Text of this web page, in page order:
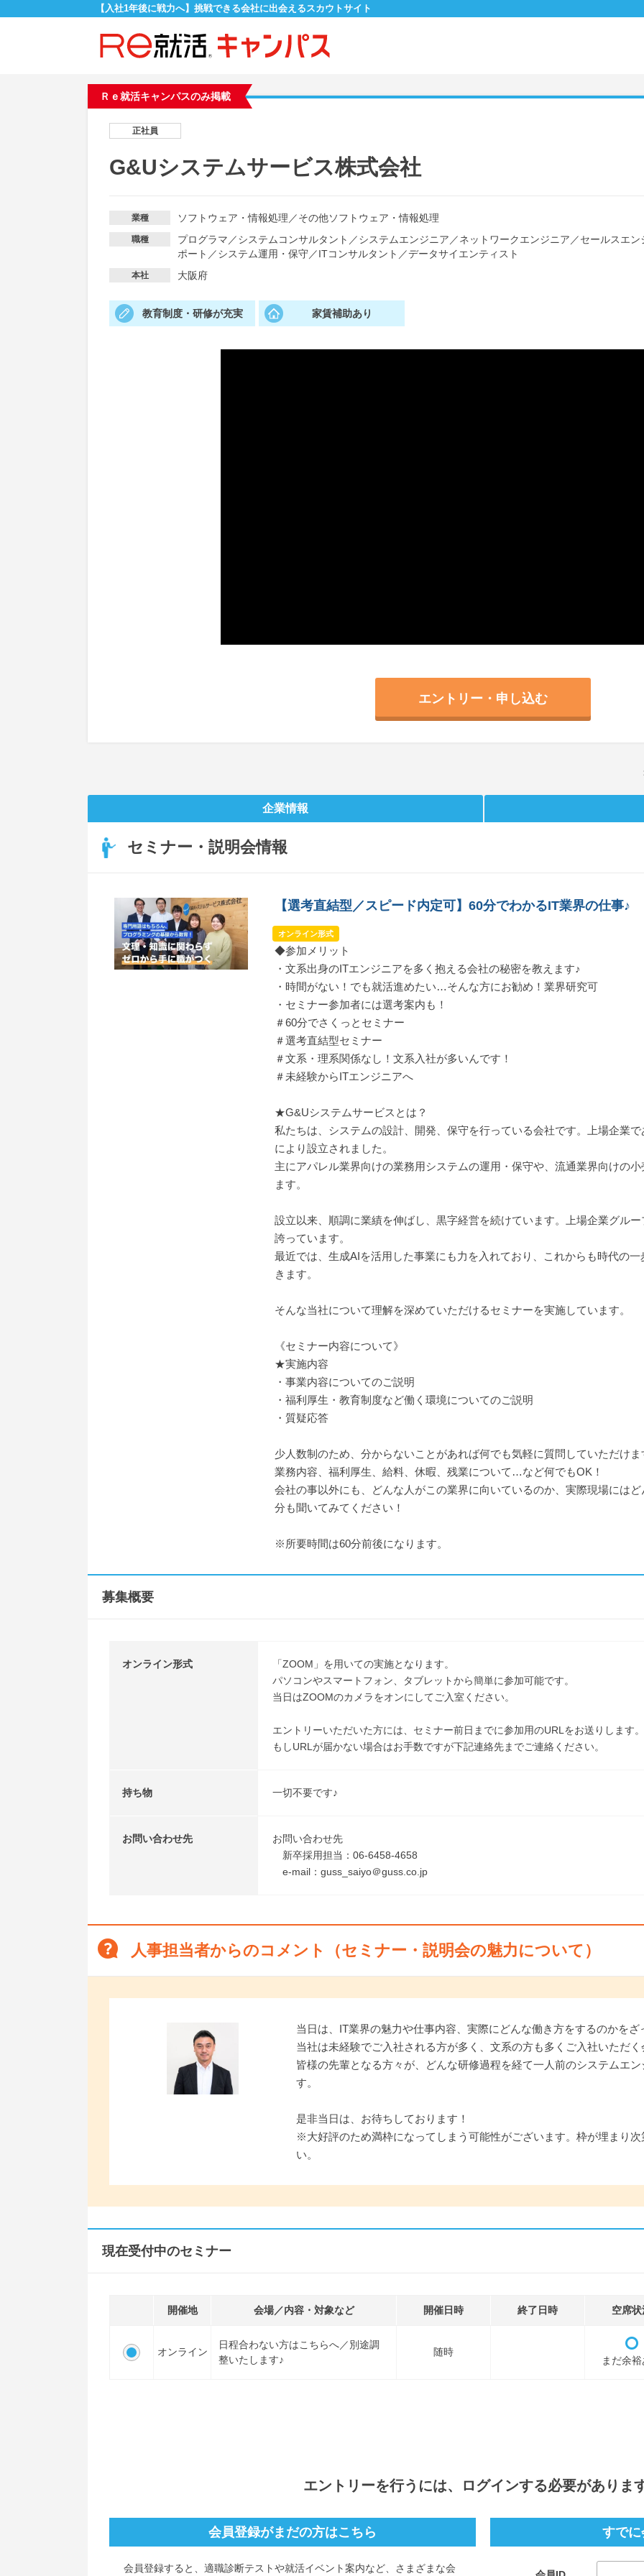
【入社1年後に戦力へ】挑戦できる会社に出会えるスカウトサイト
Ｒｅ就活キャンパスのみ掲載
正社員
G&Uシステムサービス株式会社
業種 ソフトウェア・情報処理 ／その他ソフトウェア・情報処理
職種 プログラマ ／システムコンサルタント ／システムエンジニア ／ネットワークエンジニア ／セールスエン
ポート ／システム運用・保守／ITコンサルタント ／データサイエンティスト
本社 大阪府
教育制度・研修が充実 家賃補助あり
エントリー・申し込む
企業情報
セミナー・説明会情報
【選考直結型／スピード内定可】60分でわかるIT業界の仕事♪
オンライン形式
◆参加メリット
・文系出身のITエンジニアを多く抱える会社の秘密を教えます♪
・時間がない！でも就活進めたい…そんな方にお勧め！業界研究可
・セミナー参加者には選考案内も！
＃60分でさくっとセミナー
＃選考直結型セミナー
＃文系・理系関係なし！文系入社が多いんです！
＃未経験からITエンジニアへ
★G&Uシステムサービスとは？
私たちは、システムの設計、開発、保守を行っている会社です。上場企業
により設立されました。
主にアパレル業界向けの業務用システムの運用・保守や、流通業界向けの
ます。
設立以来、順調に業績を伸ばし、黒字経営を続けています。上場企業グル
誇っています。
最近では、生成AIを活用した事業にも力を入れており、これからも時代の
きます。
そんな当社について理解を深めていただけるセミナーを実施しています。
《セミナー内容について》
★実施内容
・事業内容についてのご説明
・福利厚生・教育制度など働く環境についてのご説明
・質疑応答
少人数制のため、分からないことがあれば何でも気軽に質問していただけま
業務内容、福利厚生、給料、休暇、残業について…など何でもOK！
会社の事以外にも、どんな人がこの業界に向いているのか、実際現場には
分も聞いてみてください！
※所要時間は60分前後になります。
募集概要
オンライン形式
「ZOOM」を用いての実施となります。
パソコンやスマートフォン、タブレットから簡単に参加可能です。
当日はZOOMのカメラをオンにしてご入室ください。
エントリーいただいた方には、セミナー前日までに参加用のURLをお送りします。
もしURLが届かない場合はお手数ですが下記連絡先までご連絡ください。
持ち物 一切不要です♪
お問い合わせ先
お問い合わせ先
新卒採用担当：06-6458-4658
e-mail：guss_saiyo＠guss.co.jp
人事担当者からのコメント（セミナー・説明会の魅力について）
当日は、IT業界の魅力や仕事内容、実際にどんな働き方をするのかを
当社は未経験でご入社される方が多く、文系の方も多くご入社いただ
皆様の先輩となる方々が、どんな研修過程を経て一人前のシステムエ
す。
是非当日は、お待ちしております！
※大好評のため満枠になってしまう可能性がございます。枠が埋まり
い。
現在受付中のセミナー
開催地 会場／内容・対象など 開催日時 終了日時 空席状
オンライン
日程合わない方はこちらへ／別途調
整いたします♪
随時
まだ余
エントリーを行うには、ログインする必要がありま
すで
会員登録がまだの方はこちら
会員登録すると、 適職診断テストや就活イベント案内など、さまざまな会